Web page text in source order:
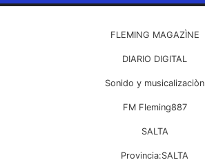
FLEMING MAGAZÌNE
DIARIO DIGITAL
Sonido y musicalizaciòn
FM Fleming887
SALTA
Provincia:SALTA